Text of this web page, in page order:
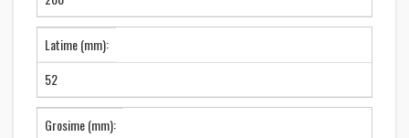
Latime (mm):
52
Grosime (mm):